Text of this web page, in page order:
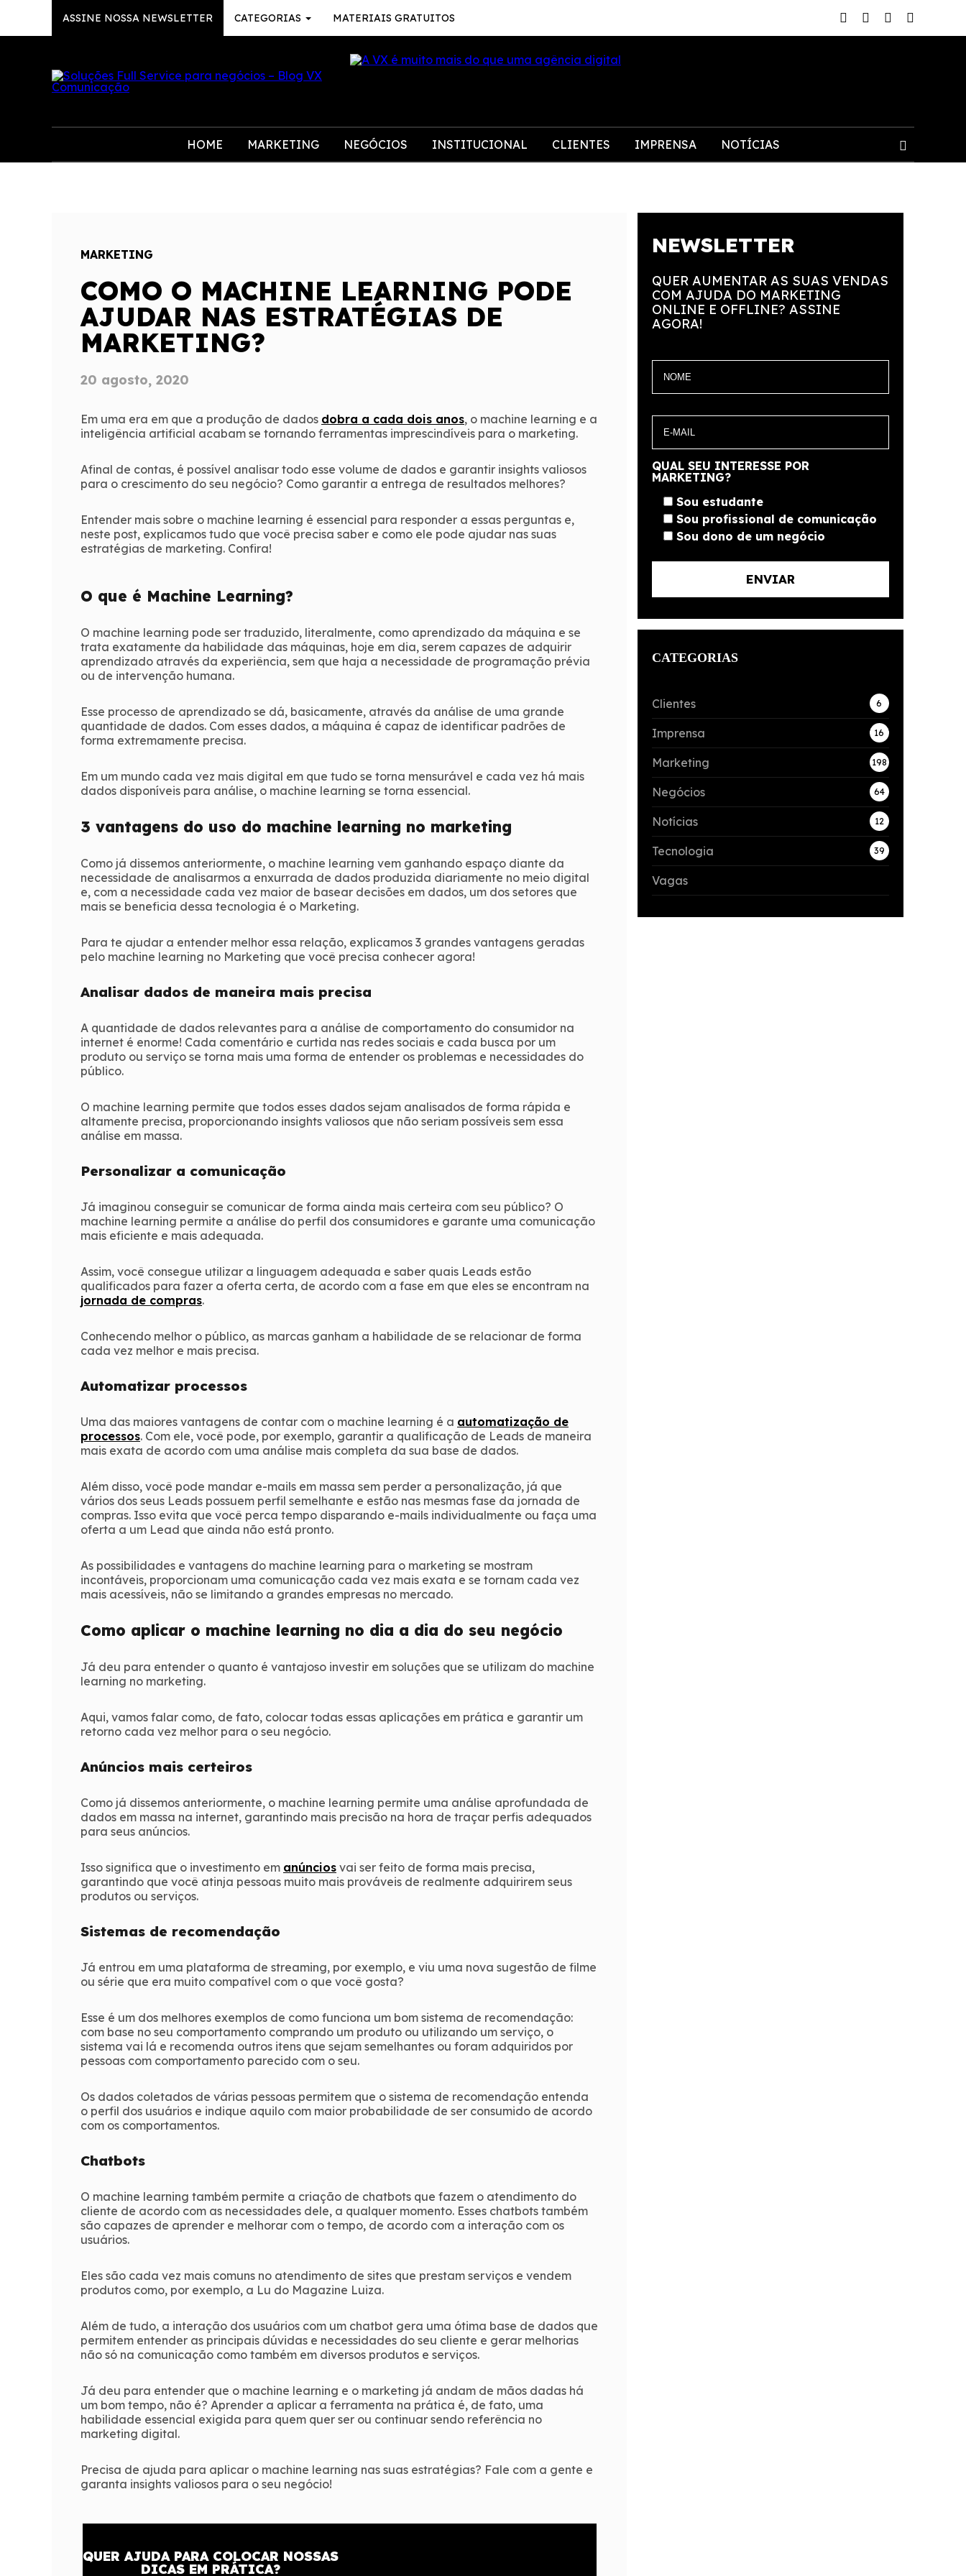
ASSINE NOSSA NEWSLETTER CATEGORIAS MATERIAIS GRATUITOS
HOME MARKETING NEGÓCIOS INSTITUCIONAL CLIENTES IMPRENSA NOTÍCIAS
MARKETING
COMO O MACHINE LEARNING PODE
AJUDAR NAS ESTRATÉGIAS DE
MARKETING?
20 agosto, 2020
Em uma era em que a produção de dados dobra a cada dois anos, o machine learning e a
inteligência artificial acabam se tornando ferramentas imprescindíveis para o marketing.
Afinal de contas, é possível analisar todo esse volume de dados e garantir insights valiosos
para o crescimento do seu negócio? Como garantir a entrega de resultados melhores?
Entender mais sobre o machine learning é essencial para responder a essas perguntas e,
neste post, explicamos tudo que você precisa saber e como ele pode ajudar nas suas
estratégias de marketing. Confira!
O que é Machine Learning?
O machine learning pode ser traduzido, literalmente, como aprendizado da máquina e se
trata exatamente da habilidade das máquinas, hoje em dia, serem capazes de adquirir
aprendizado através da experiência, sem que haja a necessidade de programação prévia
ou de intervenção humana.
Esse processo de aprendizado se dá, basicamente, através da análise de uma grande
quantidade de dados. Com esses dados, a máquina é capaz de identificar padrões de
forma extremamente precisa.
Em um mundo cada vez mais digital em que tudo se torna mensurável e cada vez há mais
dados disponíveis para análise, o machine learning se torna essencial.
3 vantagens do uso do machine learning no marketing
Como já dissemos anteriormente, o machine learning vem ganhando espaço diante da
necessidade de analisarmos a enxurrada de dados produzida diariamente no meio digital
e, com a necessidade cada vez maior de basear decisões em dados, um dos setores que
mais se beneficia dessa tecnologia é o Marketing.
Para te ajudar a entender melhor essa relação, explicamos 3 grandes vantagens geradas
pelo machine learning no Marketing que você precisa conhecer agora!
Analisar dados de maneira mais precisa
A quantidade de dados relevantes para a análise de comportamento do consumidor na
internet é enorme! Cada comentário e curtida nas redes sociais e cada busca por um
produto ou serviço se torna mais uma forma de entender os problemas e necessidades do
público.
O machine learning permite que todos esses dados sejam analisados de forma rápida e
altamente precisa, proporcionando insights valiosos que não seriam possíveis sem essa
análise em massa.
Personalizar a comunicação
Já imaginou conseguir se comunicar de forma ainda mais certeira com seu público? O
machine learning permite a análise do perfil dos consumidores e garante uma comunicação
mais eficiente e mais adequada.
Assim, você consegue utilizar a linguagem adequada e saber quais Leads estão
qualificados para fazer a oferta certa, de acordo com a fase em que eles se encontram na
jornada de compras.
Conhecendo melhor o público, as marcas ganham a habilidade de se relacionar de forma
cada vez melhor e mais precisa.
Automatizar processos
Uma das maiores vantagens de contar com o machine learning é a automatização de
processos. Com ele, você pode, por exemplo, garantir a qualificação de Leads de maneira
mais exata de acordo com uma análise mais completa da sua base de dados.
Além disso, você pode mandar e-mails em massa sem perder a personalização, já que
vários dos seus Leads possuem perfil semelhante e estão nas mesmas fase da jornada de
compras. Isso evita que você perca tempo disparando e-mails individualmente ou faça uma
oferta a um Lead que ainda não está pronto.
As possibilidades e vantagens do machine learning para o marketing se mostram
incontáveis, proporcionam uma comunicação cada vez mais exata e se tornam cada vez
mais acessíveis, não se limitando a grandes empresas no mercado.
Como aplicar o machine learning no dia a dia do seu negócio
Já deu para entender o quanto é vantajoso investir em soluções que se utilizam do machine
learning no marketing.
Aqui, vamos falar como, de fato, colocar todas essas aplicações em prática e garantir um
retorno cada vez melhor para o seu negócio.
Anúncios mais certeiros
Como já dissemos anteriormente, o machine learning permite uma análise aprofundada de
dados em massa na internet, garantindo mais precisão na hora de traçar perfis adequados
para seus anúncios.
Isso significa que o investimento em anúncios vai ser feito de forma mais precisa,
garantindo que você atinja pessoas muito mais prováveis de realmente adquirirem seus
produtos ou serviços.
Sistemas de recomendação
Já entrou em uma plataforma de streaming, por exemplo, e viu uma nova sugestão de filme
ou série que era muito compatível com o que você gosta?
Esse é um dos melhores exemplos de como funciona um bom sistema de recomendação:
com base no seu comportamento comprando um produto ou utilizando um serviço, o
sistema vai lá e recomenda outros itens que sejam semelhantes ou foram adquiridos por
pessoas com comportamento parecido com o seu.
Os dados coletados de várias pessoas permitem que o sistema de recomendação entenda
o perfil dos usuários e indique aquilo com maior probabilidade de ser consumido de acordo
com os comportamentos.
Chatbots
O machine learning também permite a criação de chatbots que fazem o atendimento do
cliente de acordo com as necessidades dele, a qualquer momento. Esses chatbots também
são capazes de aprender e melhorar com o tempo, de acordo com a interação com os
usuários.
Eles são cada vez mais comuns no atendimento de sites que prestam serviços e vendem
produtos como, por exemplo, a Lu do Magazine Luiza.
Além de tudo, a interação dos usuários com um chatbot gera uma ótima base de dados que
permitem entender as principais dúvidas e necessidades do seu cliente e gerar melhorias
não só na comunicação como também em diversos produtos e serviços.
Já deu para entender que o machine learning e o marketing já andam de mãos dadas há
um bom tempo, não é? Aprender a aplicar a ferramenta na prática é, de fato, uma
habilidade essencial exigida para quem quer ser ou continuar sendo referência no
marketing digital.
Precisa de ajuda para aplicar o machine learning nas suas estratégias? Fale com a gente e
garanta insights valiosos para o seu negócio!
QUER AJUDA PARA COLOCAR NOSSAS
DICAS EM PRÁTICA?
NEWSLETTER
QUER AUMENTAR AS SUAS VENDAS
COM AJUDA DO MARKETING
ONLINE E OFFLINE? ASSINE
AGORA!
QUAL SEU INTERESSE POR
MARKETING?
Sou estudante
Sou profissional de comunicação
Sou dono de um negócio
CATEGORIAS
Clientes 6
Imprensa 16
Marketing 198
Negócios 64
Notícias 12
Tecnologia 39
Vagas